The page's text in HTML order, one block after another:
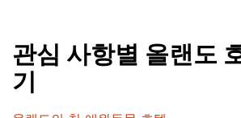
관심 사항별 올랜도
기